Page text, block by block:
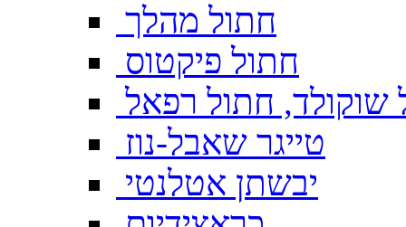
חתול מהלך
חתול פיקטוס
שוקולד, חתול רפאל
טייגר שאבל-נוז
יבשתן אטלנטי